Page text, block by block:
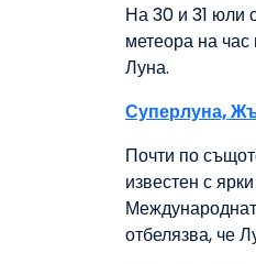
На 30 и 31 юли
метеора на
Луна.
Суперлуна,
Почти по
известен с
отбелязва, че